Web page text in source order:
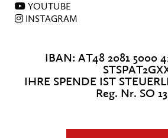
YOUTUBE
INSTAGRAM
IBAN: AT48 2081 5000
IHRE SPENDE IST
Reg. Nr. SO